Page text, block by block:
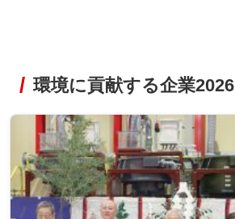
環境に貢献する企業2026